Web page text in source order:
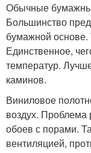
Обычные
Большинство
бумажной
Единственное,
температур.
каминов.
Виниловое
воздух. Проблема
обоев с порами.
вентиляцией,